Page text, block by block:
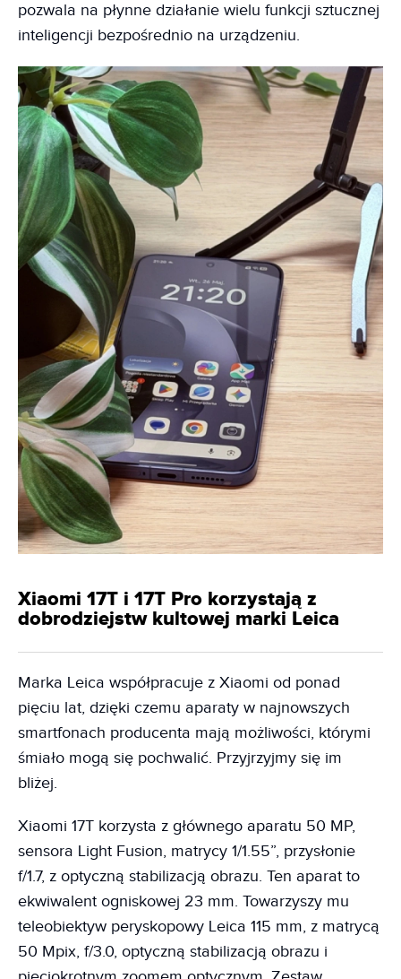
pozwala na płynne działanie wielu funkcji sztucznej
inteligencji bezpośrednio na urządzeniu.
Xiaomi 17T i 17T Pro korzystają z
dobrodziejstw kultowej marki Leica
Marka Leica współpracuje z Xiaomi od ponad
pięciu lat, dzięki czemu aparaty w najnowszych
smartfonach producenta mają możliwości, którymi
śmiało mogą się pochwalić. Przyjrzyjmy się im
bliżej.
Xiaomi 17T korzysta z głównego aparatu 50 MP,
sensora Light Fusion, matrycy 1/1.55”, przysłonie
f/1.7, z optyczną stabilizacją obrazu. Ten aparat to
ekwiwalent ogniskowej 23 mm. Towarzyszy mu
teleobiektyw peryskopowy Leica 115 mm, z matrycą
50 Mpix, f/3.0, optyczną stabilizacją obrazu i